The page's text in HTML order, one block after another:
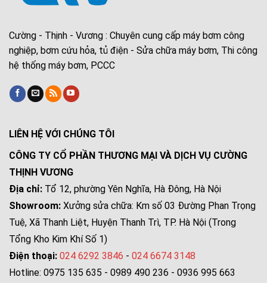
Cường - Thịnh - Vương : Chuyên cung cấp máy bơm công
nghiệp, bơm cứu hỏa, tủ điện - Sửa chữa máy bơm, Thi công
hệ thống máy bơm, PCCC
LIÊN HỆ VỚI CHÚNG TÔI
CÔNG TY CỔ PHẦN THƯƠNG MẠI VÀ DỊCH VỤ CƯỜNG
THỊNH VƯƠNG
Địa chỉ: Tổ 12, phường Yên Nghĩa, Hà Đông, Hà Nội
Showroom: Xưởng sửa chữa: Km số 03 Đường Phan Trọng
Tuệ, Xã Thanh Liệt, Huyện Thanh Trì, TP. Hà Nội (Trong
Tổng Kho Kim Khí Số 1)
Điện thoại: 024 6292 3846 - 024 6674 3148
Hotline: 0975 135 635 - 0989 490 236 - 0936 995 663